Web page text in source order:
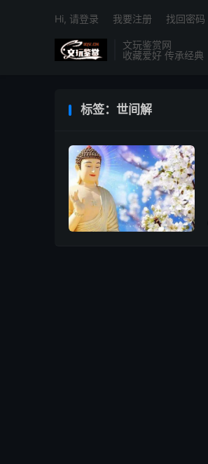
文玩鉴赏网
收藏爱好 传承经典
Hi, 请登录 我要注册 找回密码
标签：世间解